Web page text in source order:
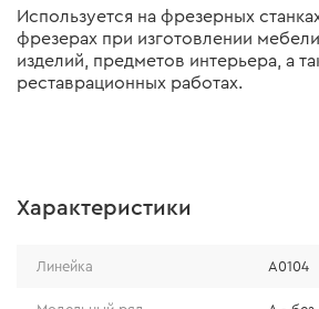
Используется на фрезерных
фрезерах при изготовлении
изделий, предметов интерьера, а
реставрационных работах.
Характеристики
Линейка A0104